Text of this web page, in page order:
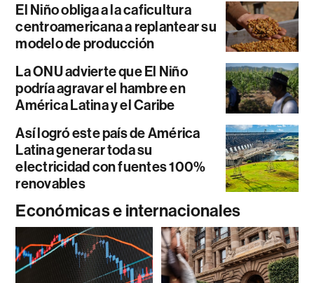
El Niño obliga a la caficultura
centroamericana a replantear su
modelo de producción
La ONU advierte que El Niño
podría agravar el hambre en
América Latina y el Caribe
Así logró este país de América
Latina generar toda su
electricidad con fuentes 100%
renovables
Económicas e internacionales